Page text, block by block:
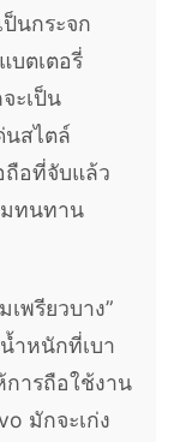
นกระจก
บตเตอรี่
ะเป็น
นสไตล์
ถือที่จับแล้ว
มทนทาน
พรียวบาง”
ำหนักที่เบา
ารถือใช้งาน
มักจะเก่ง